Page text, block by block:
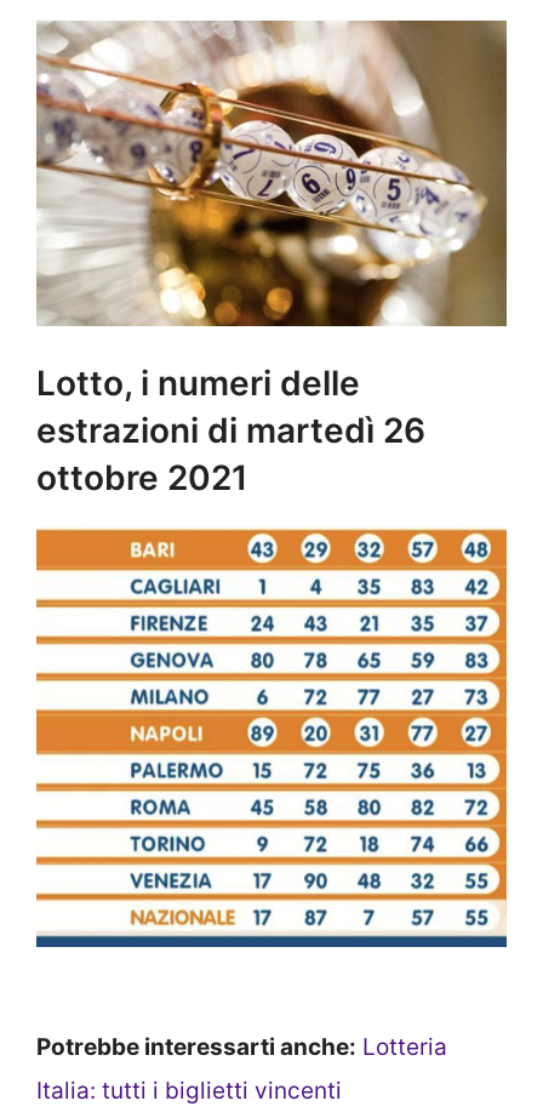
Lotto, i numeri delle
estrazioni di martedì 26
ottobre 2021
Potrebbe interessarti anche: Lotteria
Italia: tutti i biglietti vincenti